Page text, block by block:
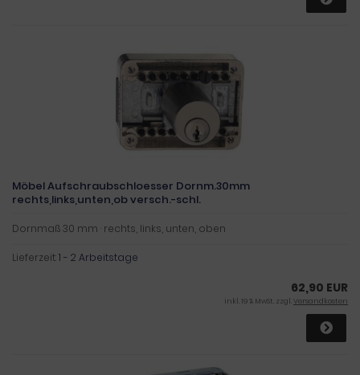
Möbel Aufschraubschloesser Dornm.30mm
rechts,links,unten,ob versch.-schl.
Dornmaß 30 mm · rechts, links, unten, oben
Lieferzeit:1 - 2 Arbeitstage
62,90 EUR
inkl. 19 % MwSt. zzgl.Versandkosten